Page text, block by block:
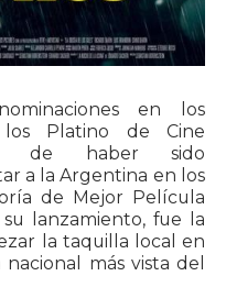
en los
Platino de Cine
de haber sido
a la Argentina en los
de Mejor Película
lanzamiento, fue la
la taquilla local en
más vista del